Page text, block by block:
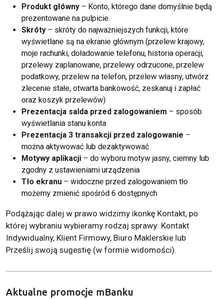
Produkt główny – Konto, którego dane domyślnie będą
prezentowane na pulpicie
Skróty – skróty do najważniejszych funkcji, które
wyświetlane są na ekranie głównym (przelew krajowy,
moje rachunki, doładowanie telefonu, historia operacji,
przelewy zaplanowane, przelewy odrzucone, przelew
podatkowy, przelew na telefon, przelew własny, utwórz
zlecenie stałe, otwarta bankowość, zeskanuj i zapłać
oraz koszyk przelewów)
Prezentacja salda przed zalogowaniem – sposób
wyświetlania stanu konta
Prezentacja 3 transakcji przed zalogowanie –
można aktywować lub dezaktywować
Motywy aplikacji – do wyboru motyw jasny, ciemny lub
zgodny z ustawieniami urządzenia
Tło ekranu – widoczne przed zalogowaniem tło
możemy zmienić spośród 6 dostępnych
Podążając dalej w prawo widzimy ikonkę Kontakt, po
której wybraniu wybieramy rodzaj sprawy: Kontakt
Indywidualny, Klient Firmowy, Biuro Maklerskie lub
Prześlij swoją sugestię (w formie widomości).
Aktualne promocje mBanku